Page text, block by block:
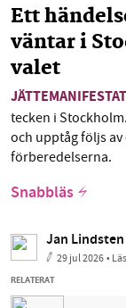
Ett
väntar i
valet
tecken i
och upptåg följs
förberedelserna.
Snabbläs
Jan Lindsten
29 jul 2026•
RELATERAT